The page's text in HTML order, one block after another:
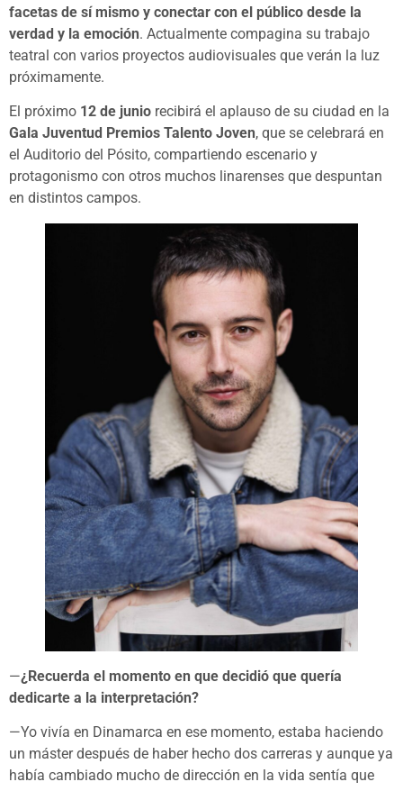
facetas de sí mismo y conectar con el público desde la
verdad y la emoción. Actualmente compagina su trabajo
teatral con varios proyectos audiovisuales que verán la luz
próximamente.
El próximo 12 de junio recibirá el aplauso de su ciudad en la
Gala Juventud Premios Talento Joven, que se celebrará en
el Auditorio del Pósito, compartiendo escenario y
protagonismo con otros muchos linarenses que despuntan
en distintos campos.
—¿Recuerda el momento en que decidió que quería
dedicarte a la interpretación?
—Yo vivía en Dinamarca en ese momento, estaba haciendo
un máster después de haber hecho dos carreras y aunque ya
había cambiado mucho de dirección en la vida sentía que